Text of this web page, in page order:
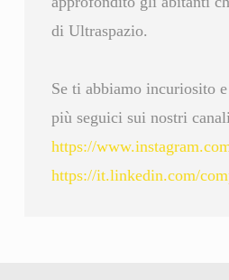
di Ultraspazio.
Se ti abbiamo incuriosito
più seguici sui nostri
https://
https://it.linkedin.com/